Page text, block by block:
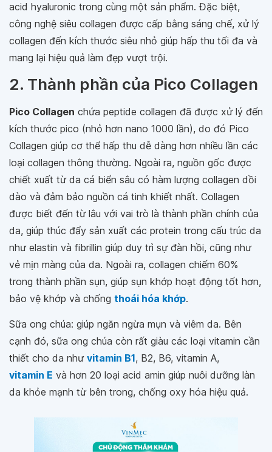
acid hyaluronic trong cùng một sản phẩm. Đặc biệt,
công nghệ siêu collagen được cấp bằng sáng chế, xử lý
collagen đến kích thước siêu nhỏ giúp hấp thu tối đa và
mang lại hiệu quả làm đẹp vượt trội.
2. Thành phần của Pico Collagen
Pico Collagen chứa peptide collagen đã được xử lý đến
kích thước pico (nhỏ hơn nano 1000 lần), do đó Pico
Collagen giúp cơ thể hấp thu dễ dàng hơn nhiều lần các
loại collagen thông thường. Ngoài ra, nguồn gốc được
chiết xuất từ da cá biển sâu có hàm lượng collagen dồi
dào và đảm bảo nguồn cá tinh khiết nhất. Collagen
được biết đến từ lâu với vai trò là thành phần chính của
da, giúp thúc đẩy sản xuất các protein trong cấu trúc da
như elastin và fibrillin giúp duy trì sự đàn hồi, cũng như
vẻ mịn màng của da. Ngoài ra, collagen chiếm 60%
trong thành phần sụn, giúp sụn khớp hoạt động tốt hơn,
bảo vệ khớp và chống thoái hóa khớp.
Sữa ong chúa: giúp ngăn ngừa mụn và viêm da. Bên
cạnh đó, sữa ong chúa còn rất giàu các loại vitamin cần
thiết cho da như vitamin B1, B2, B6, vitamin A,
vitamin E và hơn 20 loại acid amin giúp nuôi dưỡng làn
da khỏe mạnh từ bên trong, chống oxy hóa hiệu quả.